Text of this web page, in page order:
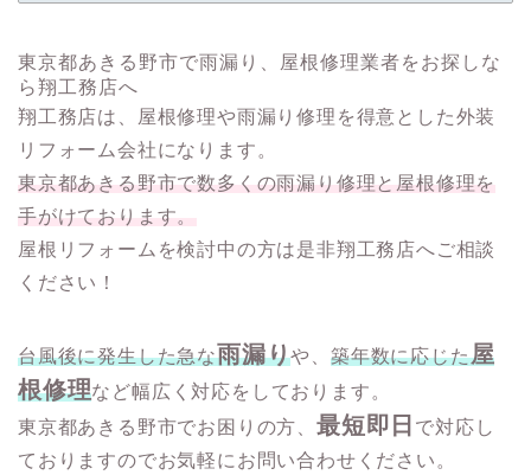
東京都あきる野市で雨漏り、屋根修理業者をお探しな
ら翔工務店へ
翔工務店は、屋根修理や雨漏り修理を得意とした外装
リフォーム会社になります。
東京都あきる野市で数多くの雨漏り修理と屋根修理を
手がけております。
屋根リフォームを検討中の方は是非翔工務店へご相談
ください！
台風後に発生した急な雨漏りや、築年数に応じた屋
根修理など幅広く対応をしております。
東京都あきる野市でお困りの方、 最短即日 で対応し
ておりますのでお気軽にお問い合わせください。